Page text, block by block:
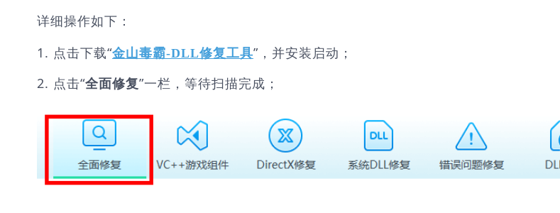
详细操作如下：
1. 点击下载“金山毒霸-DLL修复工具”，并安装启动；
2. 点击“全面修复”一栏，等待扫描完成；